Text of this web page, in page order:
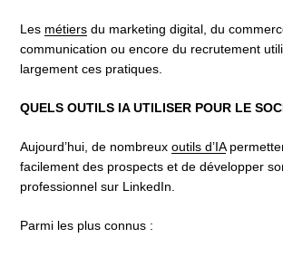
Les métiers du marketing digital, du
communication ou encore du recrutement
largement ces pratiques.
QUELS OUTILS IA UTILISER POUR LE
Aujourd’hui, de nombreuxoutils d’IA
facilement des prospects et de développer
professionnel sur LinkedIn.
Parmi les plus connus :